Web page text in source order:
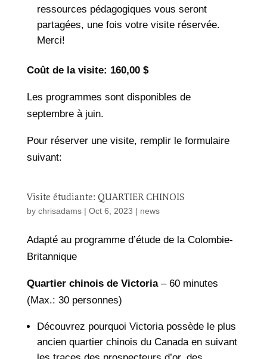
ressources pédagogiques vous seront
partagées, une fois votre visite réservée.
Merci!
Coût de la visite: 160,00 $
Les programmes sont disponibles de
septembre à juin.
Pour réserver une visite, remplir le formulaire
suivant:
Visite étudiante: QUARTIER CHINOIS
by chrisadams| Oct 6, 2023 | news
Adapté au programme d’étude de la Colombie-
Britannique
Quartier chinois de Victoria – 60 minutes
(Max.: 30 personnes)
Découvrez pourquoi Victoria possède le plus
ancien quartier chinois du Canada en suivant